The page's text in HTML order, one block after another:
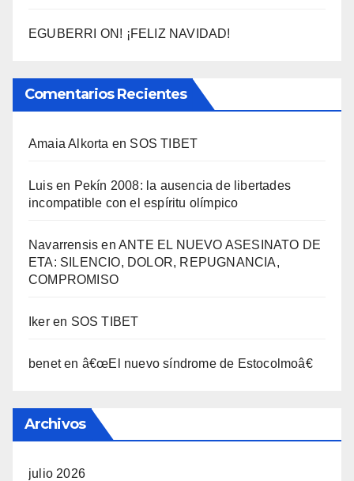
EGUBERRI ON! ¡FELIZ NAVIDAD!
Comentarios Recientes
Amaia Alkorta en SOS TIBET
Luisen Pekí­n 2008: la ausencia de libertades
incompatible con el espí­ritu olí­mpico
Navarrensis enANTE EL NUEVO ASESINATO DE
ETA: SILENCIO, DOLOR, REPUGNANCIA,
COMPROMISO
Ikeren SOS TIBET
beneten â€œEl nuevo sí­ndrome de Estocolmoâ€
Archivos
julio 2026